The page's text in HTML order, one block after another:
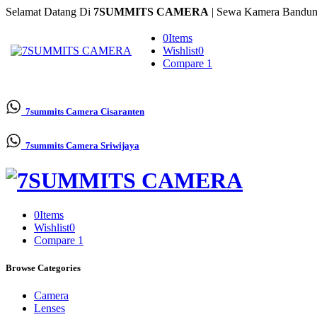
Selamat Datang Di 7SUMMITS CAMERA | Sewa Kamera
0Items
Wishlist0
Compare 1
7summits Camera Cisaranten
7summits Camera Sriwijaya
0Items
Wishlist0
Compare 1
Browse Categories
Camera
Lenses